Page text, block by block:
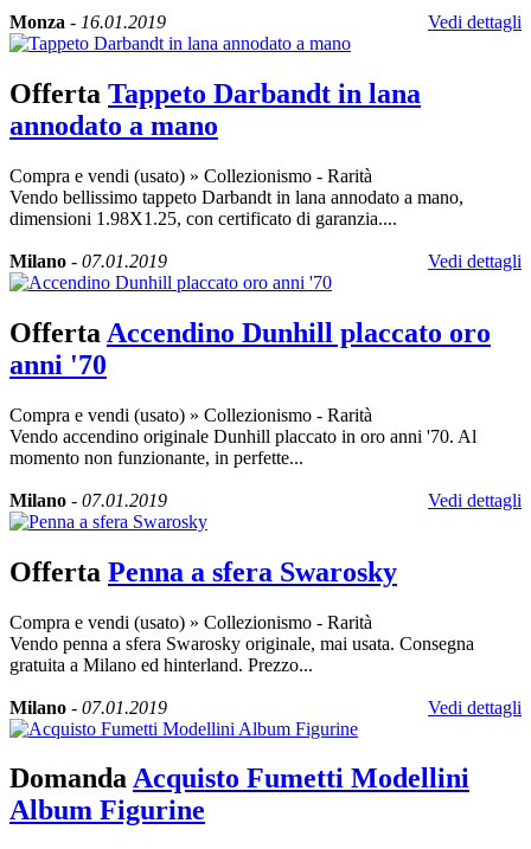
Monza - 16.01.2019 Vedi dettagli
Offerta Tappeto Darbandt in lana
annodato a mano
Compra e vendi (usato) » Collezionismo - Rarità
Vendo bellissimo tappeto Darbandt in lana annodato a mano,
dimensioni 1.98X1.25, con certificato di garanzia....
Milano - 07.01.2019 Vedi dettagli
Offerta Accendino Dunhill placcato oro
anni '70
Compra e vendi (usato) » Collezionismo - Rarità
Vendo accendino originale Dunhill placcato in oro anni '70. Al
momento non funzionante, in perfette...
Milano - 07.01.2019 Vedi dettagli
Offerta Penna a sfera Swarosky
Compra e vendi (usato) » Collezionismo - Rarità
Vendo penna a sfera Swarosky originale, mai usata. Consegna
gratuita a Milano ed hinterland. Prezzo...
Milano - 07.01.2019 Vedi dettagli
DomandaAcquisto Fumetti Modellini
Album Figurine